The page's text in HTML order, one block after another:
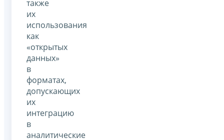
также
их
использования
как
«открытых
данных»
в
форматах,
допускающих
их
интеграцию
в
аналитические